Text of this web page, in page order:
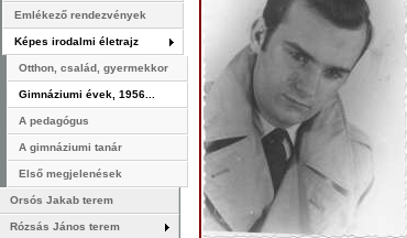
Emlékező rendezvények
Képes irodalmi életrajz
Otthon, család, gyermekkor
Gimnáziumi évek, 1956...
A pedagógus
A gimnáziumi tanár
Első megjelenések
Orsós Jakab terem
Rózsás János terem